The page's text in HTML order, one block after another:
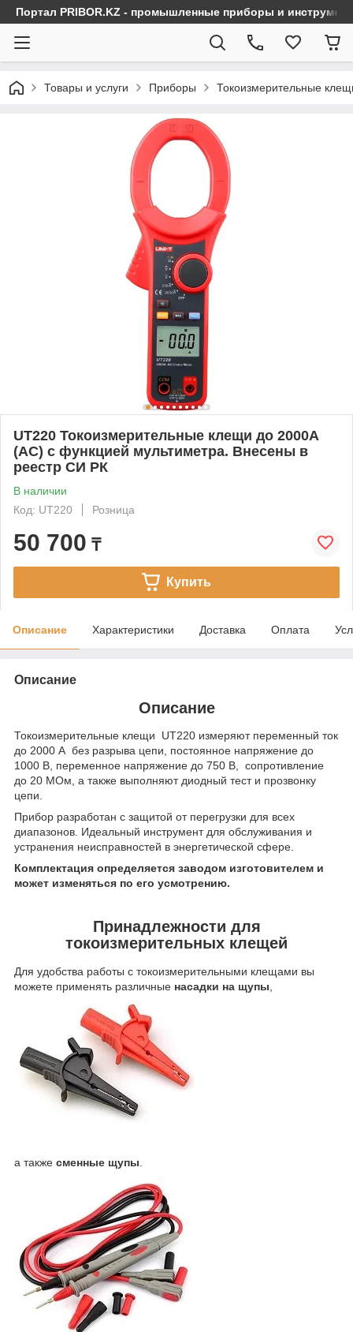
Портал PRIBOR.KZ - промышленные приборы и
Товары и услуги Приборы Токоизмерительные
UT220 Токоизмерительные клещи до 2000А
(AC) с функцией мультиметра. Внесены в
реестр СИ РК
В наличии
Код: UT220
Розница
50 700 ₸
Купить
Описание Характеристики Доставка Оплата
Описание
Описание
Токоизмерительные клещи UT220 измеряют переменный ток
до 2000 А без разрыва цепи, постоянное напряжение до
1000 В, переменное напряжение до 750 В, сопротивление
до 20 МОм, а также выполняют диодный тест и прозвонку
цепи.
Прибор разработан с защитой от перегрузки для всех
диапазонов. Идеальный инструмент для обслуживания и
устранения неисправностей в энергетической сфере.
Комплектация определяется заводом изготовителем и
может изменяться по его усмотрению.​
Принадлежности для
токоизмерительных клещей
Для удобства работы с токоизмерительными клещами вы
можете применять различные насадки на щупы
а также сменные щупы